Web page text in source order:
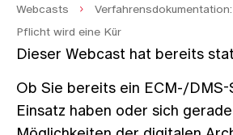
Webcasts
Pflicht wird eine Kür
Dieser Webcast hat bereits
Ob Sie bereits ein ECM-/DMS-
Einsatz haben oder sich